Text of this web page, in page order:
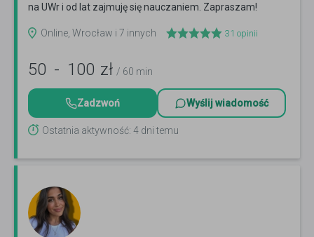
na UWr i od lat zajmuję się nauczaniem. Zapraszam!
Online, Wrocław i 7 innych
31 opinii
50 - 100 zł / 60 min
Zadzwoń Wyślij wiadomość
Ostatnia aktywność: 4 dni temu